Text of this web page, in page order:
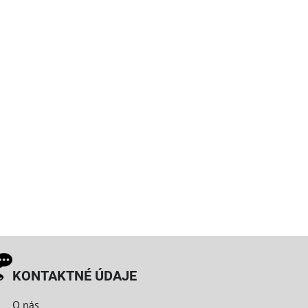
KONTAKTNÉ ÚDAJE
O nás